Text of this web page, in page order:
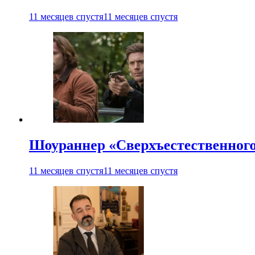
11 месяцев спустя11 месяцев спустя
Шоураннер
11 месяцев спустя11 месяцев спустя